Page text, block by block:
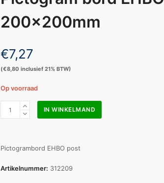
200x200mm
€7,27
(€8,80 inclusief 21% BTW)
Op voorraad
Pictogram
aantal
IN WINKELMAND
Pictogrambord EHBO post
Artikelnummer: 312209